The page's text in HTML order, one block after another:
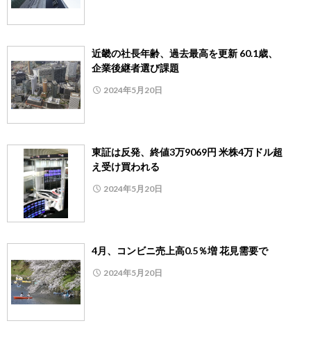
近畿の社長年齢、過去最高を更新 60.1歳、
企業後継者選び課題
2024年5月20日
東証は反発、終値3万9069円 米株4万ドル超
え受け買われる
2024年5月20日
4月、コンビニ売上高0.5％増 花見需要で
2024年5月20日